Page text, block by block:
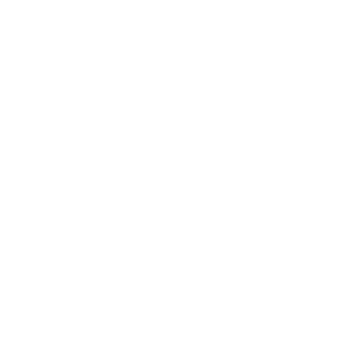
Prediais e Industriais
no Teto
Parede Drywall
de Reforma